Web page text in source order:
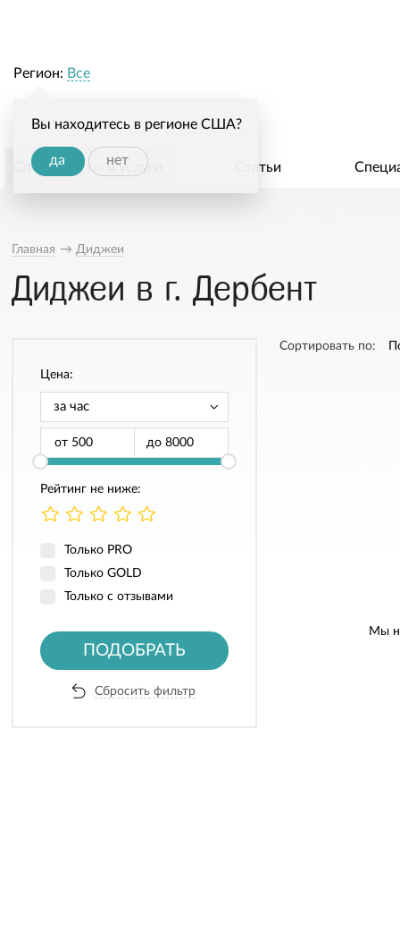
Регион: Все
Вы находитесь в регионе США?
да нет
Специалисты и услуги Статьи
Главная → Диджеи
Диджеи в г. Дербент
Цена:
от до
Рейтинг не ниже:
Только PRO
Только GOLD
Только с отзывами
ПОДОБРАТЬ
Сбросить фильтр
Сортировать по:
Мы